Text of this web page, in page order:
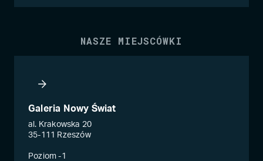
NASZE MIEJSCÓWKI
Galeria Nowy Świat
al. Krakowska 20
35-111 Rzeszów
Poziom -1